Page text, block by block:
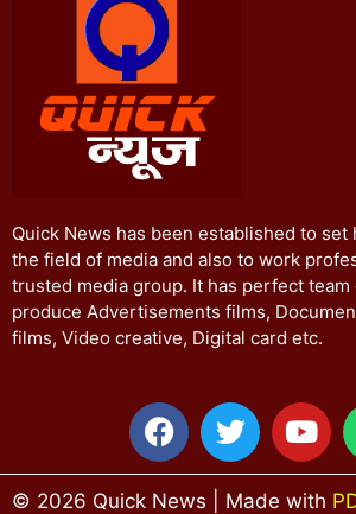
Quick News has been established to set
the field of media and also to work
trusted media group. It has perfect
produce Advertisements films,
films, Video creative, Digital card etc.
© 2026 Quick News | Made with